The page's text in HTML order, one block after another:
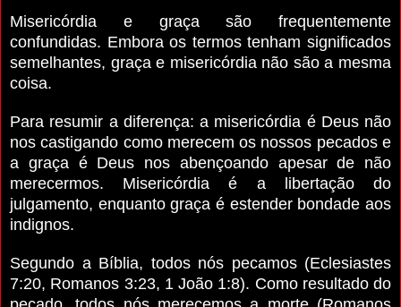
Misericórdia e graça são frequentemente
confundidas. Embora os termos tenham significados
semelhantes, graça e misericórdia não são a mesma
coisa.
Para resumir a diferença: a misericórdia é Deus não
nos castigando como merecem os nossos pecados e
a graça é Deus nos abençoando apesar de não
merecermos. Misericórdia é a libertação do
julgamento, enquanto graça é estender bondade aos
indignos.
Segundo a Bíblia, todos nós pecamos (Eclesiastes
7:20, Romanos 3:23, 1 João 1:8). Como resultado do